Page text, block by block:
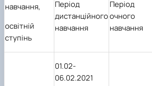
навчання,
освітній
ступінь
Період
дистанційного
навчання
Період
очного
навчання
01.02-
06.02.2021